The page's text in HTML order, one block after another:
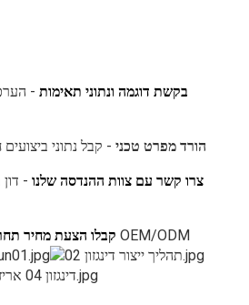
בקשת דוגמה ונתוני תאימות -
הורד מפרט טכני - קבל נתוני
צרו קשר עם צוות ההנדסה שלנו -
קבלו הצעת מחיר